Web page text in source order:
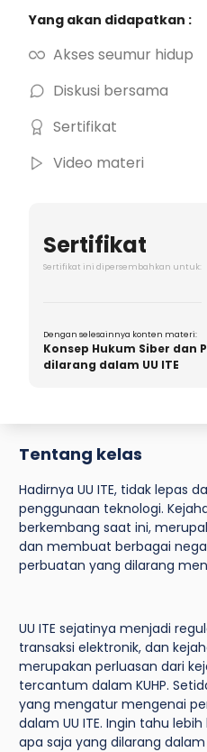
Yang akan didapatkan :
Akses seumur hidup
Diskusi bersama
Sertifikat
Video materi
Sertifikat
Sertifikat ini dipersembahkan untuk:
Dengan selesainnya konten materi:
Konsep Hukum Siber dan
dilarang dalam UU ITE
Tentang kelas
Hadirnya UU ITE, tidak lepas
penggunaan teknologi.
berkembang saat ini,
dan membuat berbagai
perbuatan yang dilarang
UU ITE sejatinya menjadi
transaksi elektronik, dan
merupakan perluasan dari
tercantum dalam KUHP.
yang mengatur mengenai
dalam UU ITE. Ingin tahu
apa saja yang dilarang dalam